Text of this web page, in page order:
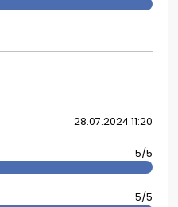
28.07.2024 11:20
5/5
5/5